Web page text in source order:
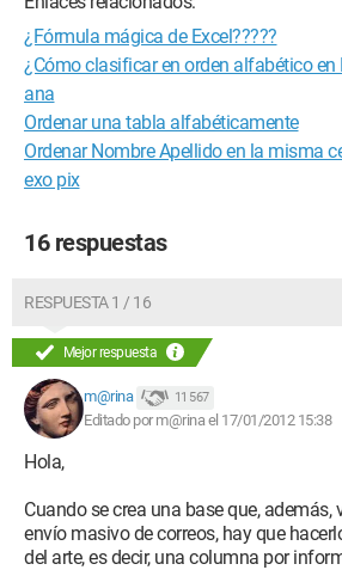
alfabético.
¿Cómo puedo hacer?
Y luego, ¿cómo imprimir mis sobres con
¿Es Word mejor que Excel?
Gracias por tu ayuda.
Configuración:
¿Fórmula mágica de Excel?????
¿Cómo clasificar en orden alfabético en
ana
Ordenar una tabla alfabéticamente
Ordenar Nombre Apellido en la misma
exo pix
16 respuestas
RESPUESTA 1 / 16
Mejor respuesta
m@rina 11 567
Editado por m@rina el 17/01/2012 15:38
Hola,
Cuando se crea una base que, además,
envío masivo de correos, hay que
del arte, es decir, una columna por